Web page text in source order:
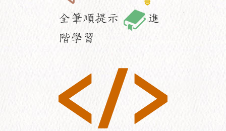
全筆順提示
進
階學習